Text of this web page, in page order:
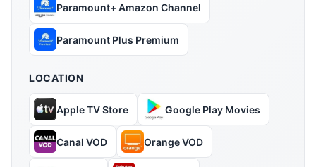
Paramount+ Amazon Channel
Paramount Plus Premium
LOCATION
Apple TV Store Google Play Movies
Canal VOD Orange VOD